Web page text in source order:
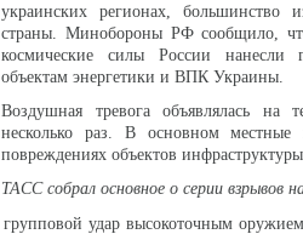
украинских регионах,
страны. Минобороны РФ сообщило,
космические силы России нанесли
объектам энергетики и ВПК Украины.
Воздушная тревога объявлялась на
несколько раз. В основном местные
повреждениях объектов
ТАСС собрал основное о серии взрывов
групповой удар высокоточным